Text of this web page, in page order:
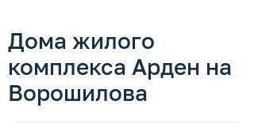
Дома жилого
комплекса Арден на
Ворошилова